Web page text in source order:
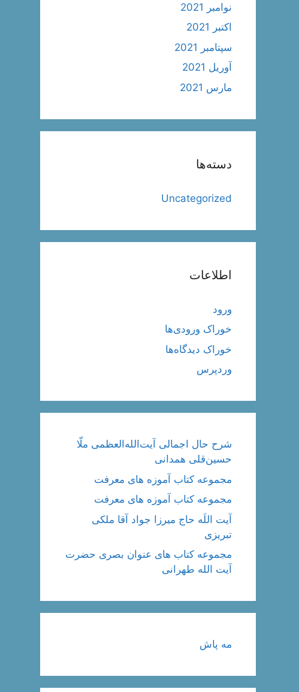
نوامبر 2021
اکتبر 2021
سپتامبر 2021
آوریل 2021
مارس 2021
دسته‌ها
Uncategorized
اطلاعات
ورود
خوراک ورودی‌ها
خوراک دیدگاه‌ها
وردپرس
شرح حال اجمالی آیت‌الله‌العظمی ملّا
حسین‌قلی همدانی
مجموعه کتاب آموزه های معرفت
مجموعه کتاب آموزه های معرفت
آیت اللَه حاج میرزا جواد آقا ملکی
تبریزی
مجموعه کتاب های عنوان بصری حضرت
آیت الله طهرانی
مه پاش